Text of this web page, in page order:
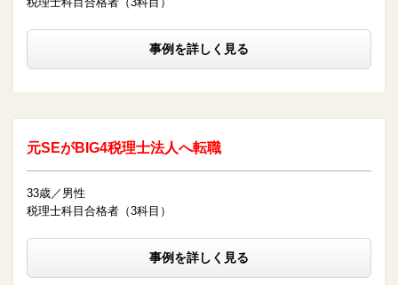
事例を詳しく見る
元SEがBIG4税理士法人へ転職
33歳／男性
税理士科目合格者（3科目）
事例を詳しく見る